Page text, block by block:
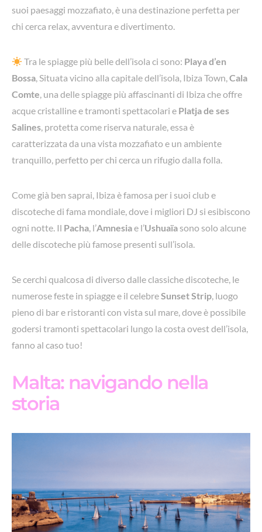
suoi paesaggi mozzafiato, è una destinazione perfetta per
chi cerca relax, avventura e divertimento.
Tra le spiagge più belle dell’isola ci sono: Playa d’en
Bossa, Situata vicino alla capitale dell’isola, Ibiza Town,Cala
Comte, una delle spiagge più affascinanti di Ibiza che offre
acque cristalline e tramonti spettacolari e Platja de ses
Salines, protetta come riserva naturale, essa è
caratterizzata da una vista mozzafiato e un ambiente
tranquillo, perfetto per chi cerca un rifugio dalla folla.
Come già ben saprai, Ibiza è famosa per i suoi club e
discoteche di fama mondiale, dove i migliori DJ si esibiscono
ogni notte. Il Pacha, l’Amnesiae l’Ushuaïa sono solo alcune
delle discoteche più famose presenti sull’isola.
Se cerchi qualcosa di diverso dalle classiche discoteche, le
numerose feste in spiagge e il celebreSunset Strip, luogo
pieno di bar e ristoranti con vista sul mare, dove è possibile
godersi tramonti spettacolari lungo la costa ovest dell’isola,
fanno al caso tuo!
Malta: navigando nella
storia